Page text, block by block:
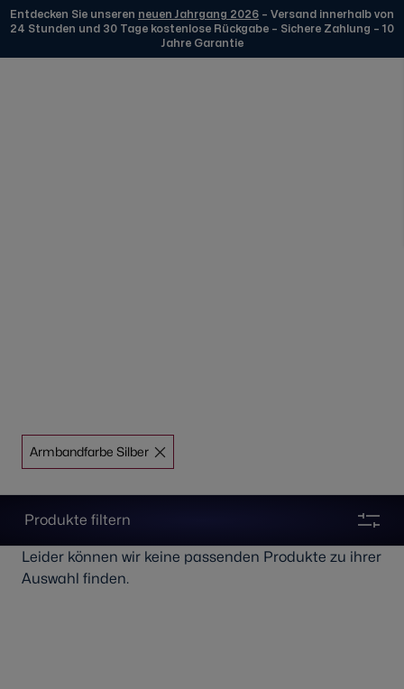
Entdecken Sie unseren neuen Jahrgang 2026 – Versand innerhalb von
24 Stunden und 30 Tage kostenlose Rückgabe – Sichere Zahlung – 10
Jahre Garantie
Produkte filtern
Armbandfarbe Silber
Leider können wir keine passenden Produkte zu ihrer
Auswahl finden.